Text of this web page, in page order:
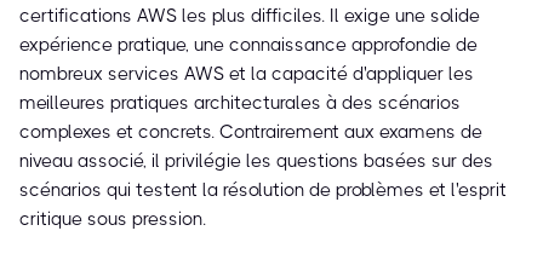
certifications AWS les plus difficiles. Il exige une solide
expérience pratique, une connaissance approfondie de
nombreux services AWS et la capacité d'appliquer les
meilleures pratiques architecturales à des scénarios
complexes et concrets. Contrairement aux examens de
niveau associé, il privilégie les questions basées sur des
scénarios qui testent la résolution de problèmes et l'esprit
critique sous pression.